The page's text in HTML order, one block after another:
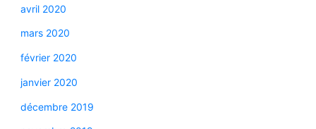
avril 2020
mars 2020
février 2020
janvier 2020
décembre 2019